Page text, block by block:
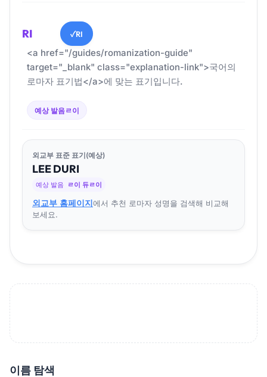
RI ✓RI
<a href="/guides/romanization-guide"
target="_blank" class="explanation-link">국어의
로마자 표기법</a>에 맞는 표기입니다.
예상 발음ㄹ이
외교부 표준 표기(예상)
LEEDURI
예상 발음 ㄹ이 듀ㄹ이
외교부 홈페이지에서 추천 로마자 성명을 검색해 비교해
보세요.
이름 탐색